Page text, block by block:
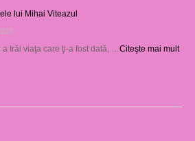
lui Mihai Viteazul
a trăi viaţa care ţi-a fost dată, …Citeşte mai mult